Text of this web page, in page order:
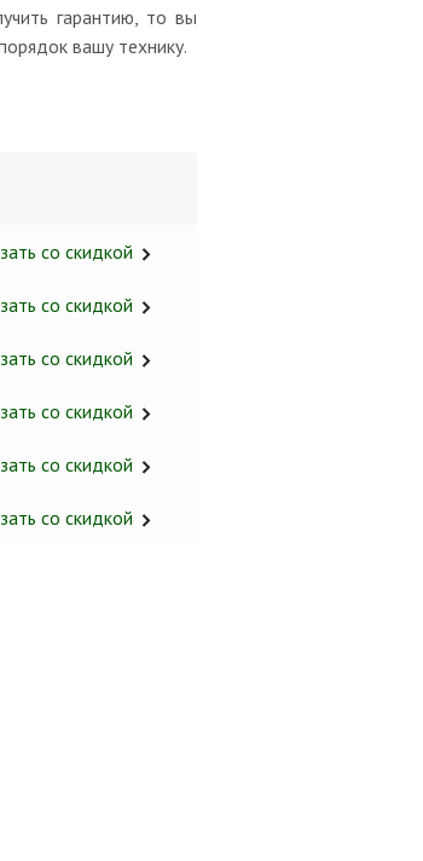
гарантию, то вы
вашу технику.
со скидкой
со скидкой
со скидкой
со скидкой
со скидкой
со скидкой